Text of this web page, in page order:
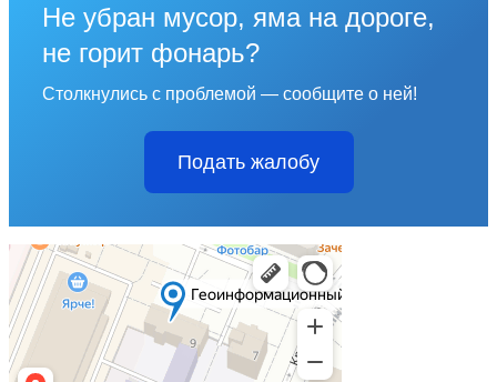
Не убран мусор, яма на дороге,
не горит фонарь?
Столкнулись с проблемой — сообщите о ней!
Подать жалобу